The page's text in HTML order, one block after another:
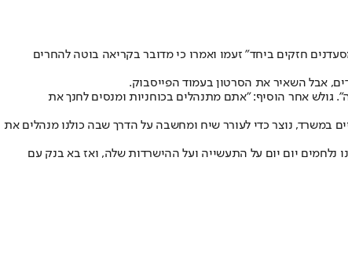
חזקים ביחד" זעמו ואמרו כי מדובר בקריאה בוטה להחרים
אבל השאיר את הסרטון בעמוד הפייסבוק.
אחר הוסיף: "אתם מתנהלים בכוחניות ומנסים לחנך את
נוצר כדי לעורר שיח ומחשבה על הדרך שבה כולנו מנהלים את
מ-100 אלף צפיות, אלפי שיתופים ואלפי לייקים. אנחנו נלחמים יום יום על התעשייה ועל ההישרדות שלה, ואז בא בנק עם